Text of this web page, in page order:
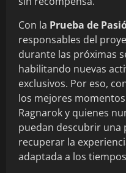
Con la Prueba de
responsables del
durante las próximas
habilitando nuevas
exclusivos. Por eso,
los mejores
Ragnarok y quienes
puedan descubrir
recuperar la
adaptada a los